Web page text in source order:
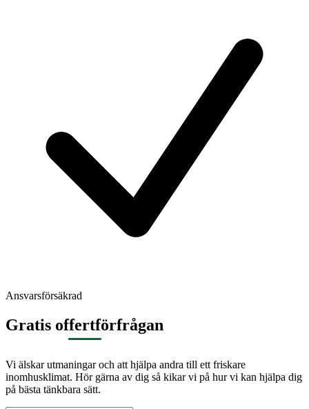
Ansvarsförsäkrad
Gratis offertförfrågan
Vi älskar utmaningar och att hjälpa andra till ett friskare
inomhusklimat. Hör gärna av dig så kikar vi på hur vi kan hjälpa dig
på bästa tänkbara sätt.